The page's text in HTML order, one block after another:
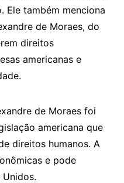
Ele também menciona
de Moraes, do
direitos
americanas e
de Moraes foi
americana que
direitos humanos. A
e pode